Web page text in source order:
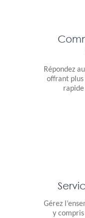
Répondez
offrant plus
Gérez
y